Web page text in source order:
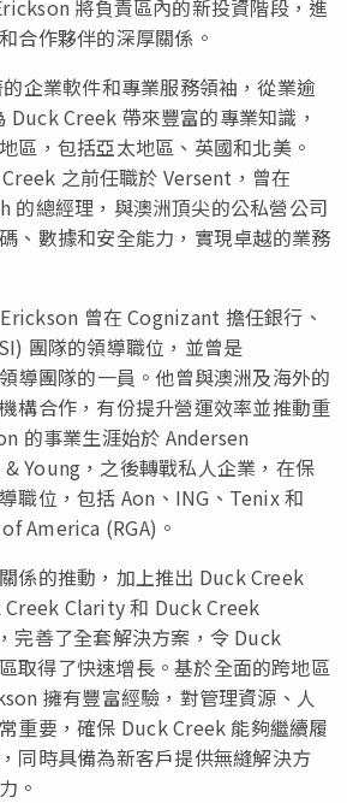
將負責區內的新投資階段，進
合作夥伴的深厚關係。
企業軟件和專業服務領袖，從業逾
Duck Creek 帶來豐富的專業知識，
區，包括亞太地區、英國和北美。
之前任職於 Versent，曾在
的總經理，與澳洲頂尖的公私營公司
、數據和安全能力，實現卓越的業務
曾在 Cognizant 擔任銀行、
團隊的領導職位，並曾是
導團隊的一員。他曾與澳洲及海外的
構合作，有份提升營運效率並推動重
的事業生涯始於 Andersen
Young，之後轉戰私人企業，在保
職位，包括 Aon、ING、Tenix 和
America (RGA)。
係的推動，加上推出 Duck Creek
Clarity 和 Duck Creek
完善了全套解決方案，令 Duck
取得了快速增長。基於全面的跨地區
擁有豐富經驗，對管理資源、人
重要，確保 Duck Creek 能夠繼續履
同時具備為新客戶提供無縫解決方
。